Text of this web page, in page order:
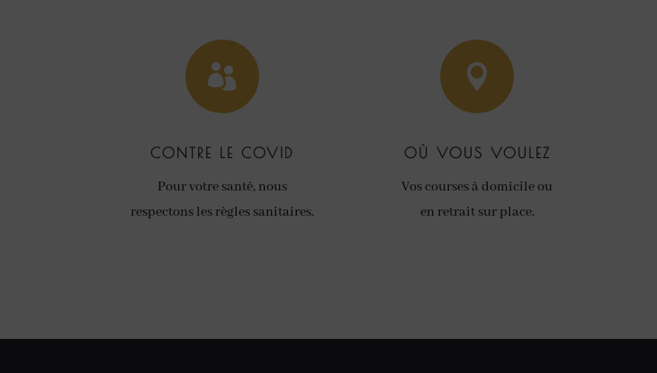

CONTRE LE COVID
Pour votre santé, nous
respectons les règles sanitaires.

OÙ VOUS VOULEZ
Vos courses à domicile ou
en retrait sur place.